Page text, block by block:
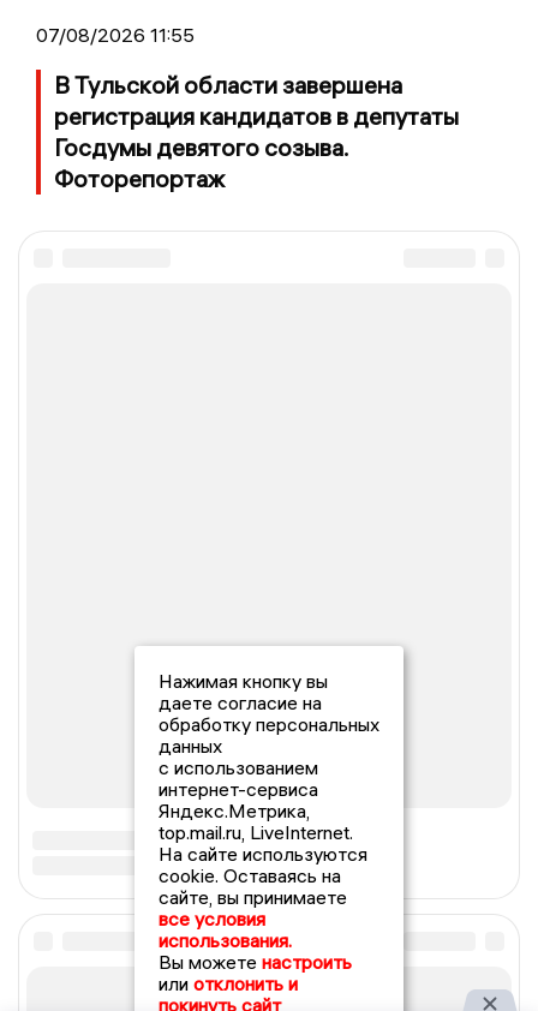
07/08/2026 11:55
В Тульской области завершена
регистрация кандидатов в депутаты
Госдумы девятого созыва.
Фоторепортаж
Нажимая кнопку вы
даете согласие на
обработку персональных
данных
с использованием
интернет-сервиса
Яндекс.Метрика,
top.mail.ru, LiveInternet.
На сайте используются
cookie. Оставаясь на
сайте, вы принимаете
все условия
использования.
Вы можете настроить
или отклонить и
покинуть сайт